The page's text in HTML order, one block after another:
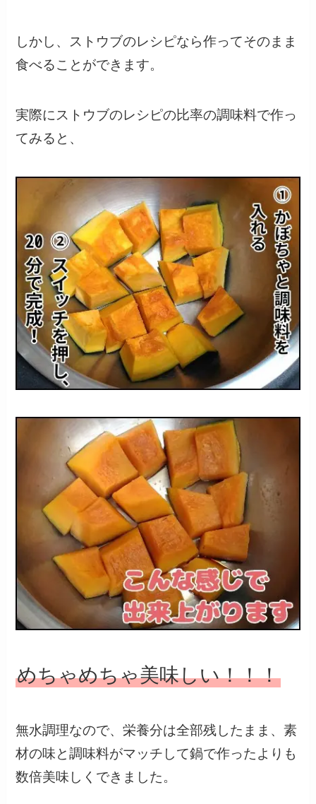
しかし、ストウブのレシピなら作ってそのまま
食べることができます。
実際にストウブのレシピの比率の調味料で作っ
てみると、
めちゃめちゃ美味しい！！！
無水調理なので、栄養分は全部残したまま、素
材の味と調味料がマッチして鍋で作ったよりも
数倍美味しくできました。